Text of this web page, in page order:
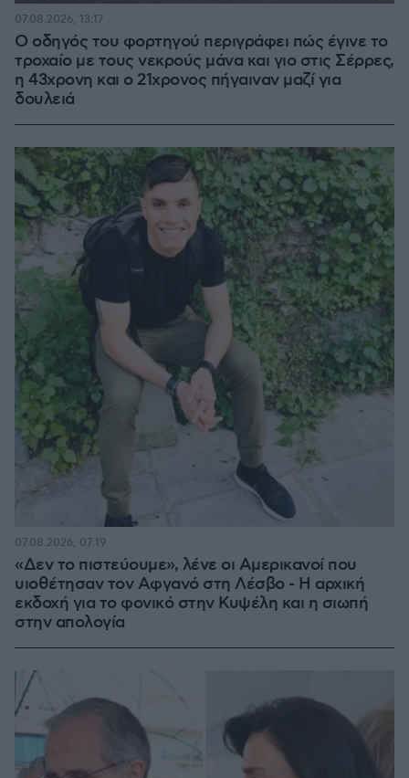
Ο οδηγός του φορτηγού περιγράφει πώς έγινε το
τροχαίο με τους νεκρούς μάνα και γιο στις Σέρρες,
η 43χρονη και ο 21χρονος πήγαιναν μαζί για
δουλειά
07.08.2026, 13:17
«Δεν το πιστεύουμε», λένε οι Αμερικανοί που
υιοθέτησαν τον Αφγανό στη Λέσβο - Η αρχική
εκδοχή για το φονικό στην Κυψέλη και η σιωπή
στην απολογία
07.08.2026, 07:19